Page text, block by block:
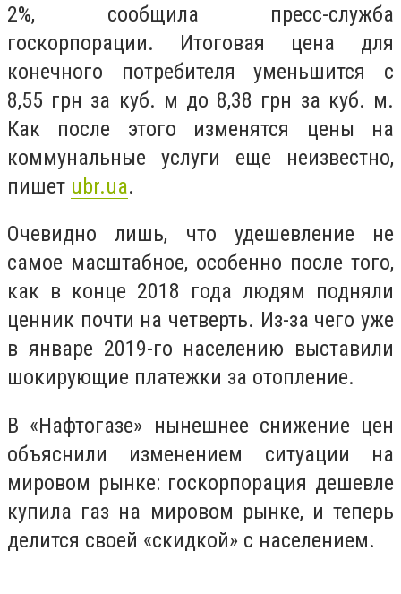
2%, сообщила пресс-служба
госкорпорации. Итоговая цена для
конечного потребителя уменьшится с
8,55 грн за куб. м до 8,38 грн за куб. м.
Как после этого изменятся цены на
коммунальные услуги еще неизвестно,
пишет ubr.ua.
Очевидно лишь, что удешевление не
самое масштабное, особенно после того,
как в конце 2018 года людям подняли
ценник почти на четверть. Из-за чего уже
в январе 2019-го населению выставили
шокирующие платежки за отопление.
В «Нафтогазе» нынешнее снижение цен
объяснили изменением ситуации на
мировом рынке: госкорпорация дешевле
купила газ на мировом рынке, и теперь
делится своей «скидкой» с населением.